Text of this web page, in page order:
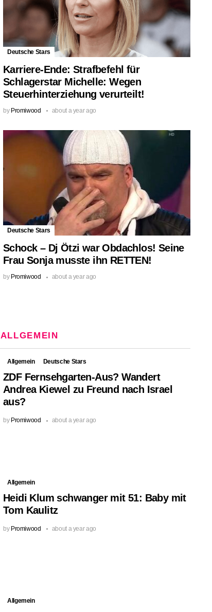
Deutsche Stars
Karriere-Ende: Strafbefehl für
Schlagerstar Michelle: Wegen
Steuerhinterziehung verurteilt!
by Promiwood about a year ago
Deutsche Stars
Schock – Dj Ötzi war Obdachlos! Seine
Frau Sonja musste ihn RETTEN!
by Promiwood about a year ago
ALLGEMEIN
Allgemein Deutsche Stars
ZDF Fernsehgarten-Aus? Wandert
Andrea Kiewel zu Freund nach Israel
aus?
by Promiwood about a year ago
Allgemein
Heidi Klum schwanger mit 51: Baby mit
Tom Kaulitz
by Promiwood about a year ago
Allgemein